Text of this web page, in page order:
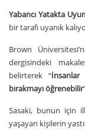
Yabancı Yatakta
bir tarafı uyanık
Brown
dergisindeki
belirterek “İnsanlar
bırakmayı öğrenebilir
Sasaki, bunun için
yaşayan kişilerin